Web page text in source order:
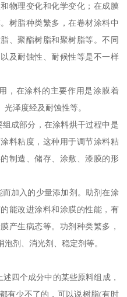
物理变化和化学变化；在成膜
树脂种类繁多，在卷材涂料中
、聚酯树脂和聚树脂等。不同
及耐蚀性、耐候性等是不一样
，在涂料的主要作用是涂膜着
泽度经及耐蚀性等。
组成部分，在涂料烘干过程中是
料粘度，这种用于调节涂料粘
制造、储存、涂敷、漆膜的形
而加入的少量添加剂。助剂在涂
能改进涂料和涂膜的性能，有
产生病态等。功剂种类繁多，
剂、消光剂、稳定剂等。
个成分中的某些原料组成，
有少不了的，可以说树脂(有时